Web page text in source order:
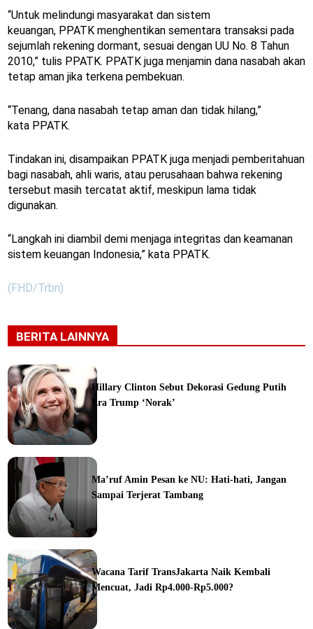
“Untuk melindungi masyarakat dan sistem
keuangan, PPATK menghentikan sementara transaksi pada
sejumlah rekening dormant, sesuai dengan UU No. 8 Tahun
2010,” tulis PPATK. PPATK juga menjamin dana nasabah akan
tetap aman jika terkena pembekuan.
“Tenang, dana nasabah tetap aman dan tidak hilang,”
kata PPATK.
Tindakan ini, disampaikan PPATK juga menjadi pemberitahuan
bagi nasabah, ahli waris, atau perusahaan bahwa rekening
tersebut masih tercatat aktif, meskipun lama tidak
digunakan.
“Langkah ini diambil demi menjaga integritas dan keamanan
sistem keuangan Indonesia,” kata PPATK.
(FHD/Trbn)
BERITA LAINNYA
Hillary Clinton Sebut Dekorasi Gedung Putih
Era Trump ‘Norak’
Ma’ruf Amin Pesan ke NU: Hati-hati, Jangan
Sampai Terjerat Tambang
Wacana Tarif TransJakarta Naik Kembali
Mencuat, Jadi Rp4.000-Rp5.000?